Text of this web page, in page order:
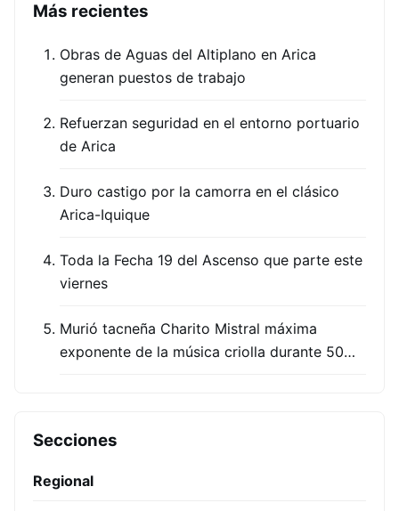
Más recientes
Obras de Aguas del Altiplano en Arica
generan puestos de trabajo
Refuerzan seguridad en el entorno portuario
de Arica
Duro castigo por la camorra en el clásico
Arica-Iquique
Toda la Fecha 19 del Ascenso que parte este
viernes
Murió tacneña Charito Mistral máxima
exponente de la música criolla durante 50…
Secciones
Regional